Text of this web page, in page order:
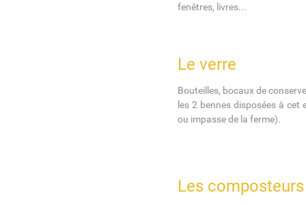
fenêtres, livres...
Le verre
Bouteilles, bocaux de
les 2 bennes disposées à
ou impasse de la ferme).
Les